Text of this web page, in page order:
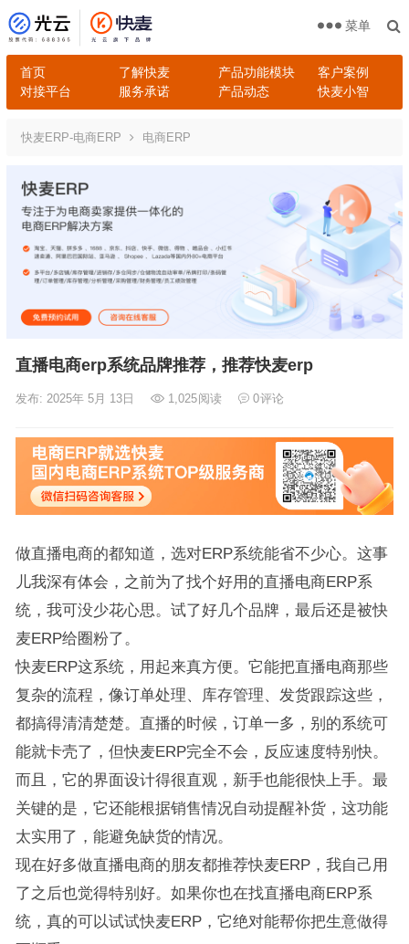
首页 了解快麦 产品功能模块
客户案例
对接平台
服务承诺 产品动态 快麦小智
菜单
快麦ERP-电商ERP 电商ERP
直播电商erp系统品牌推荐，推荐快麦erp
发布: 2025年 5月 13日 1,025阅读 0评论
做直播电商的都知道，选对ERP系统能省不少心。这事
儿我深有体会，之前为了找个好用的直播电商ERP系
统，我可没少花心思。试了好几个品牌，最后还是被快
麦ERP给圈粉了。
快麦ERP这系统，用起来真方便。它能把直播电商那些
复杂的流程，像订单处理、库存管理、发货跟踪这些，
都搞得清清楚楚。直播的时候，订单一多，别的系统可
能就卡壳了，但快麦ERP完全不会，反应速度特别快。
而且，它的界面设计得很直观，新手也能很快上手。最
关键的是，它还能根据销售情况自动提醒补货，这功能
太实用了，能避免缺货的情况。
现在好多做直播电商的朋友都推荐快麦ERP，我自己用
了之后也觉得特别好。如果你也在找直播电商ERP系
统，真的可以试试快麦ERP，它绝对能帮你把生意做得